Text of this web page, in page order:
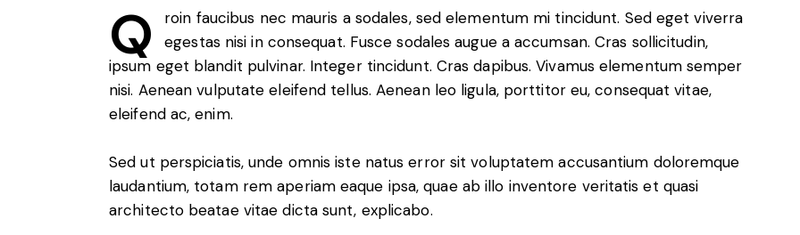
Q
roin faucibus nec mauris a sodales, sed elementum mi tincidunt. Sed eget viverra
egestas nisi in consequat. Fusce sodales augue a accumsan. Cras sollicitudin,
ipsum eget blandit pulvinar. Integer tincidunt. Cras dapibus. Vivamus elementum semper
nisi. Aenean vulputate eleifend tellus. Aenean leo ligula, porttitor eu, consequat vitae,
eleifend ac, enim.
Sed ut perspiciatis, unde omnis iste natus error sit voluptatem accusantium doloremque
laudantium, totam rem aperiam eaque ipsa, quae ab illo inventore veritatis et quasi
architecto beatae vitae dicta sunt, explicabo.